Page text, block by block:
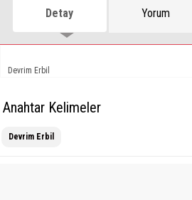
Detay Yorum
Devrim Erbil
Anahtar Kelimeler
Devrim Erbil